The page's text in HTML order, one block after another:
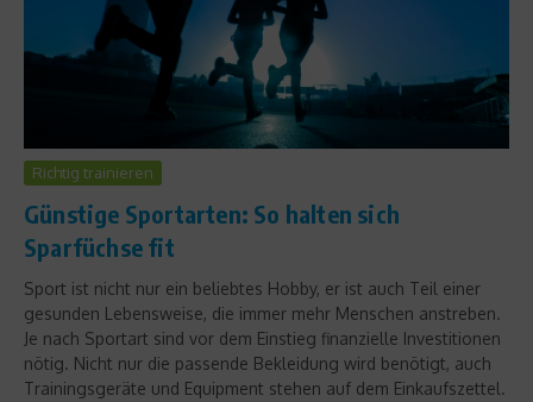
Richtig trainieren
Günstige Sportarten: So halten sich
Sparfüchse fit
Sport ist nicht nur ein beliebtes Hobby, er ist auch Teil einer
gesunden Lebensweise, die immer mehr Menschen anstreben.
Je nach Sportart sind vor dem Einstieg finanzielle Investitionen
nötig. Nicht nur die passende Bekleidung wird benötigt, auch
Trainingsgeräte und Equipment stehen auf dem Einkaufszettel.